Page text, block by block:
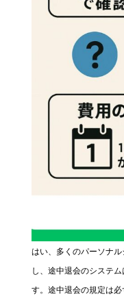
はい、多くのパーソナ
し、途中退会のシステ
す。途中退会の規定は